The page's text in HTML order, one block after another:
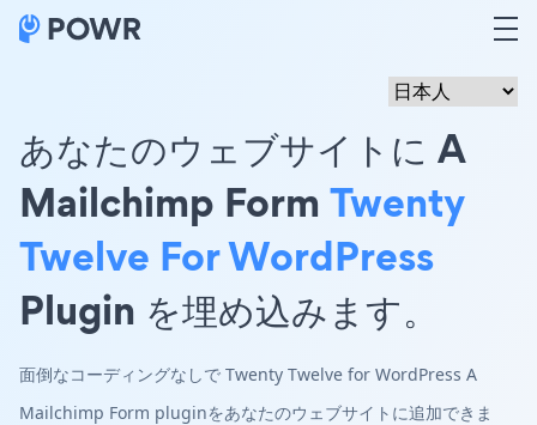
あなたのウェブサイトに A
Mailchimp Form Twenty
Twelve For WordPress
Plugin を埋め込みます。
面倒なコーディングなしで Twenty Twelve for WordPress A
Mailchimp Form pluginをあなたのウェブサイトに追加できま